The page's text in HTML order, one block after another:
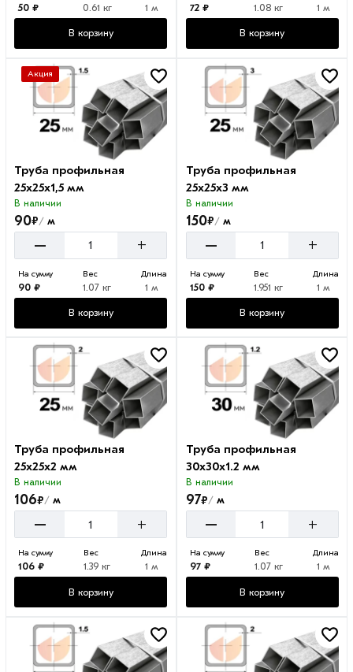
50 ₽ 0.61 кг 1 м
В корзину
72 ₽ 1.08 кг 1 м
В корзину
Акция
Труба профильная
25х25х1,5 мм
В наличии
90₽/ м
– +
На сумму
90 ₽
Вес
1.07 кг
Длина
1 м
В корзину
Труба профильная
25х25х3 мм
В наличии
150₽/м
– +
На сумму
150 ₽
Вес
1.951 кг
Длина
1 м
В корзину
Труба профильная
25х25х2 мм
В наличии
106₽/ м
– +
На сумму
106 ₽
Вес
1.39 кг
Длина
1 м
В корзину
Труба профильная
30х30х1.2 мм
В наличии
97₽/м
– +
На сумму
97 ₽
Вес
1.07 кг
Длина
1 м
В корзину